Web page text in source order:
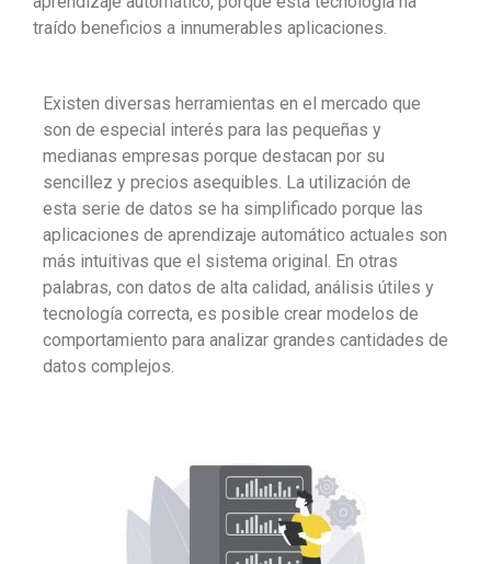
traído beneficios a innumerables aplicaciones.
Existen diversas herramientas en el mercado que
son de especial interés para las pequeñas y
medianas empresas porque destacan por su
sencillez y precios asequibles. La utilización de
esta serie de datos se ha simplificado porque las
aplicaciones de aprendizaje automático actuales son
más intuitivas que el sistema original. En otras
palabras, con datos de alta calidad, análisis útiles y
tecnología correcta, es posible crear modelos de
comportamiento para analizar grandes cantidades de
datos complejos.